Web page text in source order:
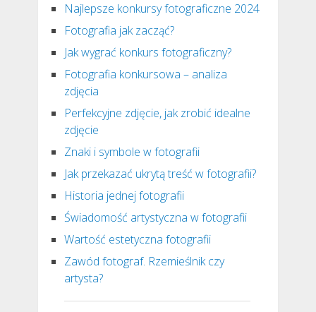
Najlepsze konkursy fotograficzne 2024
Fotografia jak zacząć?
Jak wygrać konkurs fotograficzny?
Fotografia konkursowa – analiza
zdjęcia
Perfekcyjne zdjęcie, jak zrobić idealne
zdjęcie
Znaki i symbole w fotografii
Jak przekazać ukrytą treść w fotografii?
Historia jednej fotografii
Świadomość artystyczna w fotografii
Wartość estetyczna fotografii
Zawód fotograf. Rzemieślnik czy
artysta?